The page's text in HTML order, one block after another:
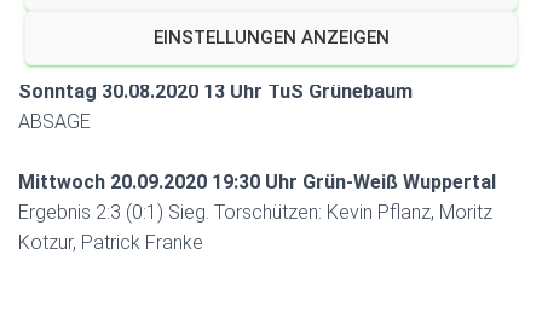
EINSTELLUNGEN ANZEIGEN
Sonntag 23.08.2020 15 Uhr Auswärts FSV Gevelsberg
Ergebnis 2:1 (1:0) Niederlage. Torschütze: Kevin Pflanz
Sonntag 30.08.2020 13 Uhr TuS Grünebaum
ABSAGE
Mittwoch 20.09.2020 19:30 Uhr Grün-Weiß Wuppertal
Ergebnis 2:3 (0:1) Sieg. Torschützen: Kevin Pflanz, Moritz
Kotzur, Patrick Franke